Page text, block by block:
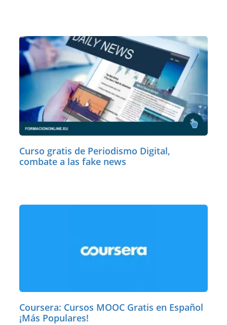
Curso gratis de Periodismo Digital,
combate a las fake news
Coursera: Cursos MOOC Gratis en Español
¡Más Populares!